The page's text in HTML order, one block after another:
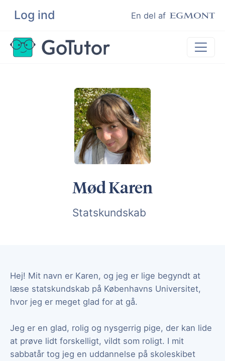
Log ind En del af
Søg
Lektiehjælp
Eksamenshjælp
Hjælp til ordblinde
Kundeudtalelser
Undervisere
Mød Karen
Statskundskab
Hej! Mit navn er Karen, og jeg er lige begyndt at
læse statskundskab på Københavns Universitet,
hvor jeg er meget glad for at gå.
Jeg er en glad, rolig og nysgerrig pige, der kan lide
at prøve lidt forskelligt, vildt som roligt. I mit
sabbatår tog jeg en uddannelse på skoleskibet